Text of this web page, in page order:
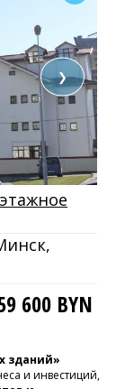
❯
600 BYN
зданий»
и инвестиций,